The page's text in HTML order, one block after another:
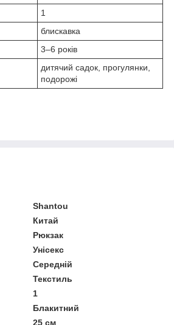
1
блискавка
3–6 років
дитячий садок, прогулянки,
подорожі
Shantou
Китай
Рюкзак
Унісекс
Середній
Текстиль
1
Блакитний
25 см